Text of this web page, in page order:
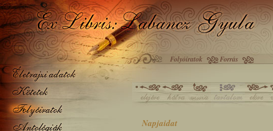
Folyóiratok Forrás
Napjaidat